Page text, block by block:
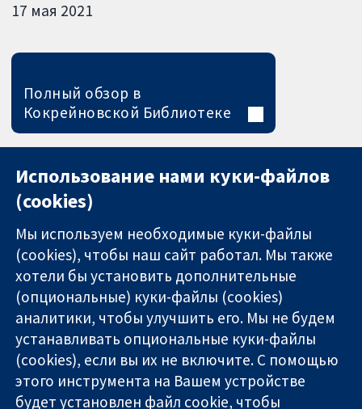
17 мая 2021
Полный обзор в
Кокрейновской Библиотеке
Надёжные
доказательства
Информированные
11-13 Cavendish
Square
London
W1G 0AN
United Kingdom
Связаться с
нами
Новости
Пресс-
служба
Использование нами куки-файлов
(cookies)
Мы используем необходимые куки-файлы
(cookies), чтобы наш сайт работал. Мы также
хотели бы установить дополнительные
(опциональные) куки-файлы (cookies)
аналитики, чтобы улучшить его. Мы не будем
устанавливать опциональные куки-файлы
(cookies), если вы их не включите. С помощью
этого инструмента на Вашем устройстве
будет установлен файл cookie, чтобы